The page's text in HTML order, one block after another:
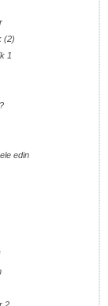
(2)
1
edin